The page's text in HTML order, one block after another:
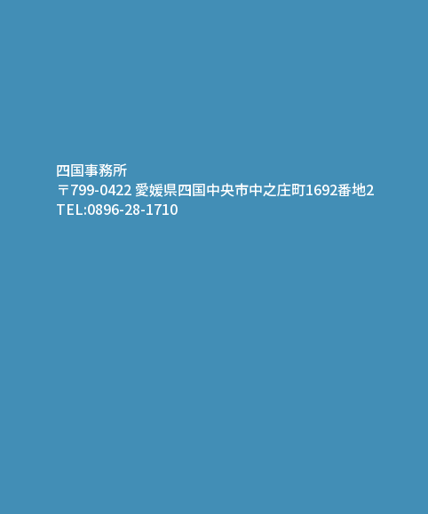
四国事務所
〒799-0422 愛媛県四国中央市中之庄町1692番地2
TEL:0896-28-1710